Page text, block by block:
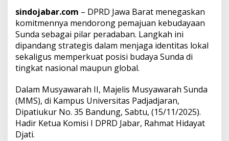
d
a
a
a
n
S
d
a
s
e
sindojabar.com – DPRD Jawa Barat menegaskan
komitmennya mendorong pemajuan kebudayaan
Sunda sebagai pilar peradaban. Langkah ini
dipandang strategis dalam menjaga identitas lokal
sekaligus memperkuat posisi budaya Sunda di
tingkat nasional maupun global.
Dalam Musyawarah II, Majelis Musyawarah Sunda
(MMS), di Kampus Universitas Padjadjaran,
Dipatiukur No. 35 Bandung, Sabtu, (15/11/2025).
Hadir Ketua Komisi I DPRD Jabar, Rahmat Hidayat
Djati.